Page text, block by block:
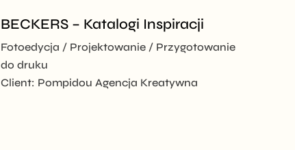
BECKERS – Katalogi Inspiracji
Fotoedycja Projektowanie
Przygotowanie
do druku
Client: Pompidou Agencja Kreatywna